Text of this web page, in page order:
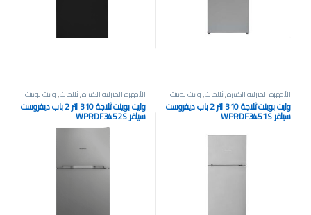
الأجهزة المنزلية الكبيرة,ثلاجات,وايت بوينت
وايت بوينت ثلاجة 310 لتر 2 باب ديفروست
سيلفر WPRDF3451S
الأجهزة المنزلية الكبيرة,ثلاجات,وايت بوينت
وايت بوينت ثلاجة 310 لتر 2 باب ديفروست
سيلفر WPRDF3452S